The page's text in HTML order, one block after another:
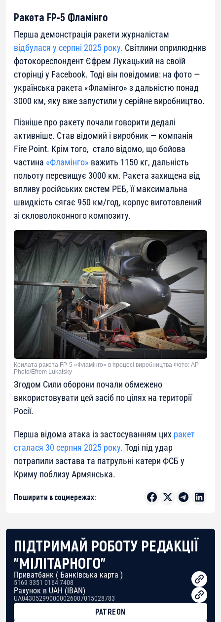
Ракета FP-5 Фламінго
Перша демонстрація ракети журналістам
відбулася у серпні 2025 року. Світлини оприлюднив
фотокореспондент Єфрем Лукацький на своїй
сторінці у Facebook. Тоді він повідомив: на фото —
українська ракета «Фламінго» з дальністю понад
3000 км, яку вже запустили у серійне виробництво.
Пізніше про ракету почали говорити дедалі
активніше. Став відомий і виробник — компанія
Fire Point. Крім того, стало відомо, що бойова
частина «Фламінго» важить 1150 кг, дальність
польоту перевищує 3000 км. Ракета захищена від
впливу російських систем РЕБ, її максимальна
швидкість сягає 950 км/год, корпус виготовлений
зі скловолоконного композиту.
Крилата ракета FP-5 «Фламінго» в процесі виробництва Фото: AP
Photo/Efrem Lukatsky
Згодом Сили оборони почали обмежено
використовувати цей засіб по цілях на території
Росії.
Перша відома атака із застосуванням цих ракет
сталася 30 серпня 2025 року. Тоді під удар
потрапили застава та патрульні катери ФСБ у
Криму поблизу Армянська.
Поширити в соцмережах:
ПІДТРИМАЙ РОБОТУ РЕДАКЦІЇ
"МІЛІТАРНОГО"
Приватбанк ( Банківська карта )
5169 3351 0164 7408
Рахунок в UAH (IBAN)
UA043052990000026007015028783
PATREON